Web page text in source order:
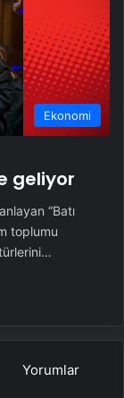
Ekonomi
geliyor
“Batı
toplumu
Yorumlar